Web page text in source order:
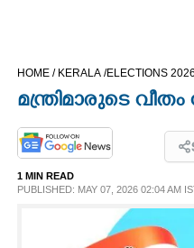
OPINION
PHOTOS
HOME / KERALA /ELECTIONS 2026
മന്ത്രിമാരുടെ
1 MIN READ
PUBLISHED: MAY 07, 2026 02:04 AM